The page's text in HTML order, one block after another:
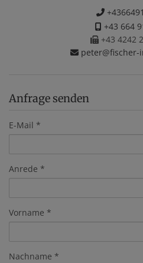
+43 664
+43 4242
Anfrage senden
E-Mail
Anrede
Vorname
Nachname